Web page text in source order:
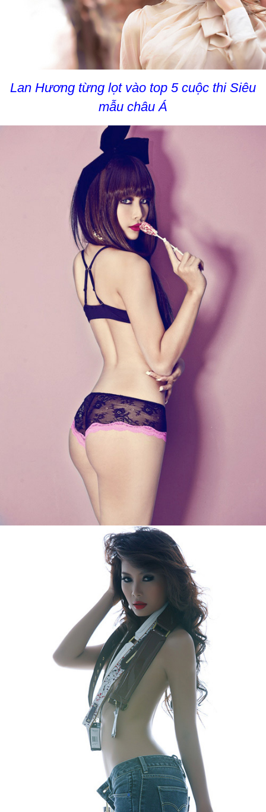
Lan Hương từng lọt vào top 5 cuộc thi Siêu
mẫu châu Á